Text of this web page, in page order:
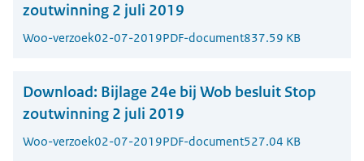
zoutwinning 2 juli 2019
Woo-verzoek02-07-2019PDF-document837.59 KB
Download: Bijlage 24e bij Wob besluit Stop
zoutwinning 2 juli 2019
Woo-verzoek02-07-2019PDF-document527.04 KB